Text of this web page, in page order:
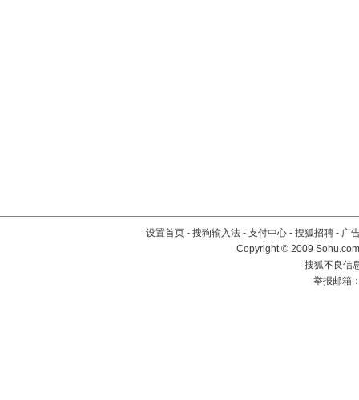
设置首页 - 搜狗输入法 - 支付中心 - 搜狐招聘 - 广
Copyright © 2009
搜狐不良信
举报邮箱